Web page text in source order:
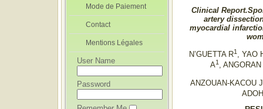
Mode de Paiement
Contact
Mentions Légales
User Name
Password
Clinical
artery
myocardial
N’GUETTA R1, YAO
A1 ,
ANZOUAN-KACOU